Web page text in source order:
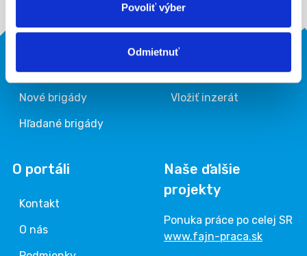
Povoliť výber
Odmietnuť
Nové brigády
Hľadané brigády
Vložiť inzerát
O portáli
Kontakt
O nás
Naše ďalšie
projekty
Ponuka práce po celej SR
www.fajn-praca.sk